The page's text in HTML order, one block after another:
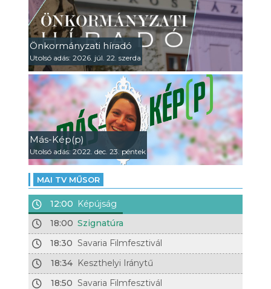
Önkormányzati híradó
Utolsó adás: 2026. júl. 22. szerda
Más-Kép(p)
Utolsó adás: 2022. dec. 23. péntek
MAI TV MŰSOR
12:00 Képújság
18:00 Szignatúra
18:30 Savaria Filmfesztivál
18:34 Keszthelyi Iránytű
18:50 Savaria Filmfesztivál